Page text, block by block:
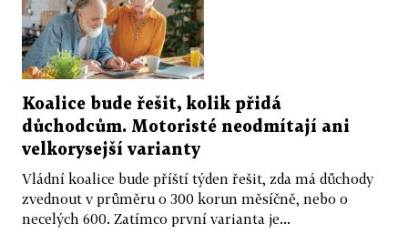
Koalice bude řešit, kolik přidá
důchodcům. Motoristé neodmítají ani
velkorysejší varianty
Vládní koalice bude příští týden řešit, zda má důchody
zvednout v průměru o 300 korun měsíčně, nebo o
necelých 600. Zatímco první varianta je...